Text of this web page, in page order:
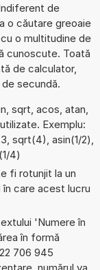
de
o căutare greoaie
o multitudine de
cunoscute. Toată
de calculator,
secundă.
sqrt, acos, atan,
Exemplu:
sqrt(4), asin(1/2),
4)
fi rotunjit la un
în care acest lucru
'Numere în
în formă
706 945
numărul va